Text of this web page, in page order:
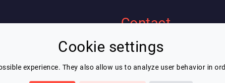
Cookie settings
experience. They also allow us to analyze user behavior in
Contact
Eric Blot